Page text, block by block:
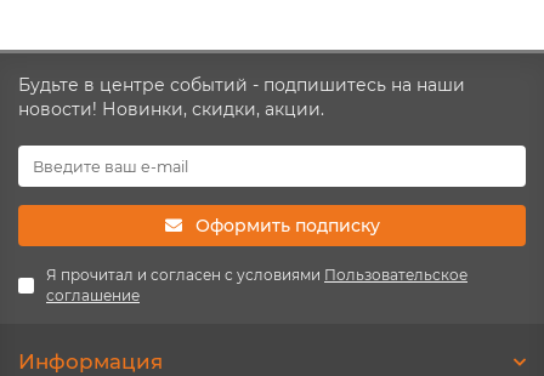
Будьте в центре событий - подпишитесь на наши
новости! Новинки, скидки, акции.
Оформить подписку
Я прочитал и согласен с условиями Пользовательское
соглашение
Информация